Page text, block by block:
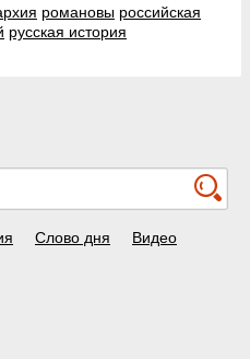
романовы российская
русская история
Слово дня Видео